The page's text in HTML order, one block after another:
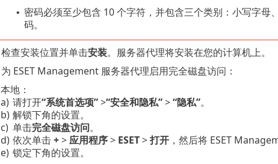
• 密码必须至少包含 10 个字符，并包含三个类别：小写字
码。
检查安装位置并单击安装。服务器代理将安装在您的计算机上。
为 ESET Management 服务器代理启用完全磁盘访问：
本地：
a) 请打开“系统首选项”>“安全和隐私”>“隐私”。
b) 解锁下角的设置。
c) 单击完全磁盘访问。
d) 依次单击+>应用程序> ESET>打开，然后将 ESET
e) 锁定下角的设置。